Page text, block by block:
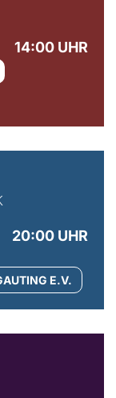
14:00 UHR
20:00 UHR
E.V.